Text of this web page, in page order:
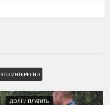
ЭТО ИНТЕРЕСНО
ДОЛГИ ПЛАТИТЬ